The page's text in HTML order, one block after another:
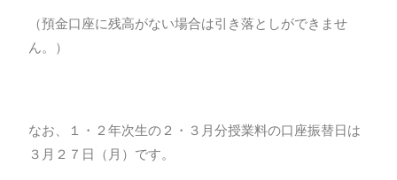
（預金口座に残高がない場合は引き落としができませ
ん。）
なお、１・２年次生の２・３月分授業料の口座振替日は
３月２７日（月）です。